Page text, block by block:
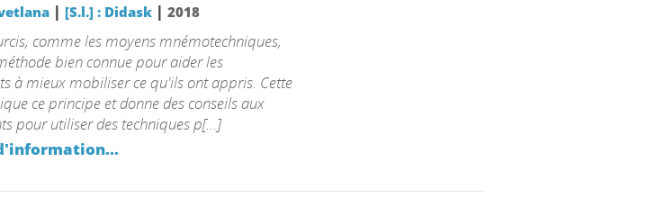
| [S.l.] : Didask| 2018
comme les moyens mnémotechniques,
bien connue pour aider les
à mieux mobiliser ce qu'ils ont appris. Cette
ce principe et donne des conseils aux
pour utiliser des techniques p[...]